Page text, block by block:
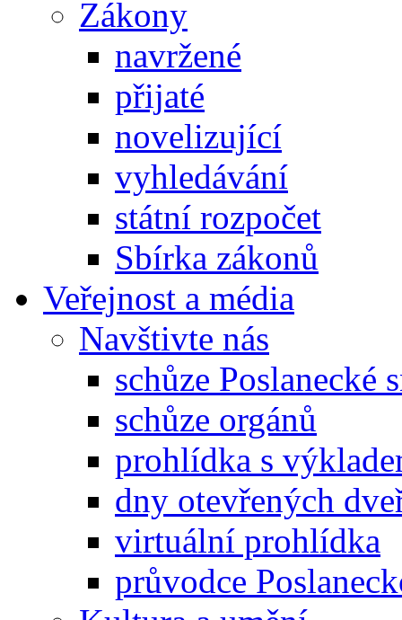
Zákony
navržené
přijaté
novelizující
vyhledávání
státní rozpočet
Sbírka zákonů
Veřejnost a média
Navštivte nás
schůze Poslanecké
schůze orgánů
prohlídka s
dny otevřených
virtuální prohlídka
průvodce